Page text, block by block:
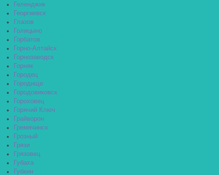
Геленджик
Георгиевск
Глазов
Голицыно
Горбатов
Горно-Алтайск
Горнозаводск
Горняк
Городец
Городище
Городовиковск
Гороховец
Горячий Ключ
Грайворон
Гремячинск
Грозный
Грязи
Грязовец
Губаха
Губкин